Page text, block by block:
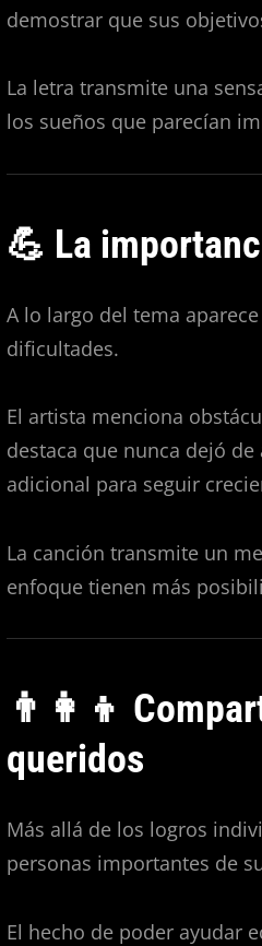
demostrar que sus
La letra transmite una
los sueños que parecían
💪 La
A lo largo del tema
dificultades.
El artista menciona
destaca que nunca dejó
adicional para seguir
La canción transmite un
enfoque tienen más
👨‍👩‍👦
queridos
Más allá de los logros
personas importantes de
El hecho de poder ayudar